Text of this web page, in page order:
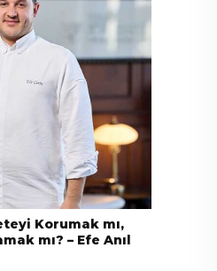
Korumak mı,
mı? – Efe Anıl